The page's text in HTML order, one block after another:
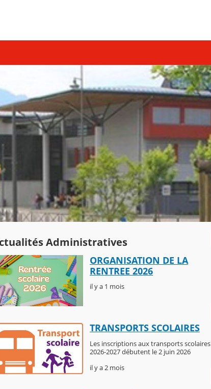
Administratives
ORGANISATION DE LA
RENTREE 2026
il y a 1 mois
TRANSPORTS SCOLAIRES
Les inscriptions aux transports scolaires
2026-2027 débutent le 2 juin 2026
il y a 2 mois